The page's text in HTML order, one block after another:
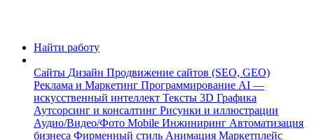
Найти работу
Сайты Дизайн Продвижение сайтов (SEO, GEO)
Реклама и Маркетинг Программирование AI —
искусственный интеллект Тексты 3D Графика
Аутсорсинг и консалтинг Рисунки и иллюстрации
Аудио/Видео/Фото Mobile Инжиниринг Автоматизация
бизнеса Фирменный стиль Анимация Маркетплейс